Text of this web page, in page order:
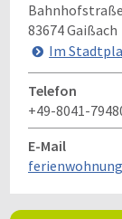
83674Gaißach
Im
Telefon
+49-8041-
E-Mail